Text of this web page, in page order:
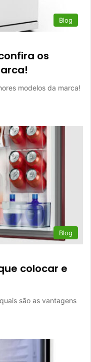
Blog
os
modelos da marca!
Blog
colocar e
são as vantagens